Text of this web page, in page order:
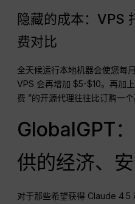
隐藏的成本：VPS
费对比
全天候运行本地机器会使您每
VPS 会再增加 $5-$10。再加
费 ”的开源代理往往比订购一
GlobalGPT
供的经济、
对于那些希望获得 Claude 4.5